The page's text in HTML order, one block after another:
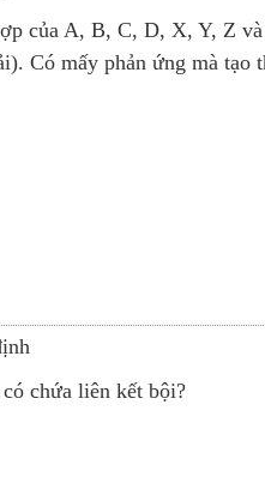
của A, B, C, D, X, Y, Z
Có mấy phản ứng mà tạo
chứa liên kết bội?